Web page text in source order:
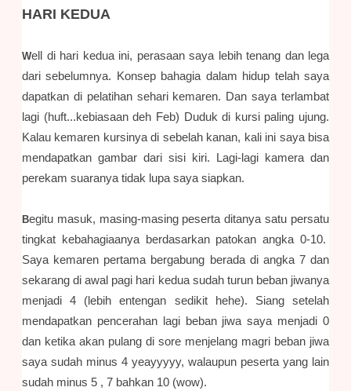
HARI KEDUA
Well di hari kedua ini, perasaan saya lebih tenang dan lega
dari sebelumnya. Konsep bahagia dalam hidup telah saya
dapatkan di pelatihan sehari kemaren. Dan saya terlambat
lagi (huft...kebiasaan deh Feb) Duduk di kursi paling ujung.
Kalau kemaren kursinya di sebelah kanan, kali ini saya bisa
mendapatkan gambar dari sisi kiri. Lagi-lagi kamera dan
perekam suaranya tidak lupa saya siapkan.
Begitu masuk, masing-masing peserta ditanya satu persatu
tingkat kebahagiaanya berdasarkan patokan angka 0-10.
Saya kemaren pertama bergabung berada di angka 7 dan
sekarang di awal pagi hari kedua sudah turun beban jiwanya
menjadi 4 (lebih entengan sedikit hehe). Siang setelah
mendapatkan pencerahan lagi beban jiwa saya menjadi 0
dan ketika akan pulang di sore menjelang magri beban jiwa
saya sudah minus 4 yeayyyyy, walaupun peserta yang lain
sudah minus 5 , 7 bahkan 10 (wow).